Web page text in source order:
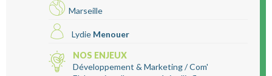
Marseille
Lydie Menouer
NOS ENJEUX
Développement & Marketing / Com'